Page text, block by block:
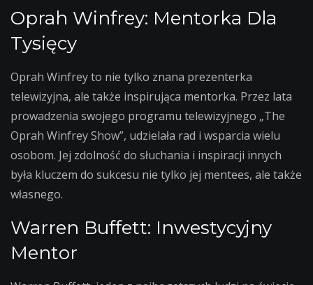
Oprah Winfrey: Mentorka Dla
Tysięcy
Oprah Winfrey to nie tylko znana prezenterka
telewizyjna, ale także inspirująca mentorka. Przez lata
prowadzenia swojego programu telewizyjnego „The
Oprah Winfrey Show”, udzielała rad i wsparcia wielu
osobom. Jej zdolność do słuchania i inspiracji innych
była kluczem do sukcesu nie tylko jej mentees, ale także
własnego.
Warren Buffett: Inwestycyjny
Mentor